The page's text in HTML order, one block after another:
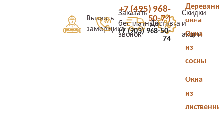
Вызвать
замерщика
Заказать
бесплатный
звонок
Доставка
Скидки
и
акции
+7 (495) 968-
50-74
+7 (903) 968-50-
74
окна
Окна
из
сосны
Окна
из